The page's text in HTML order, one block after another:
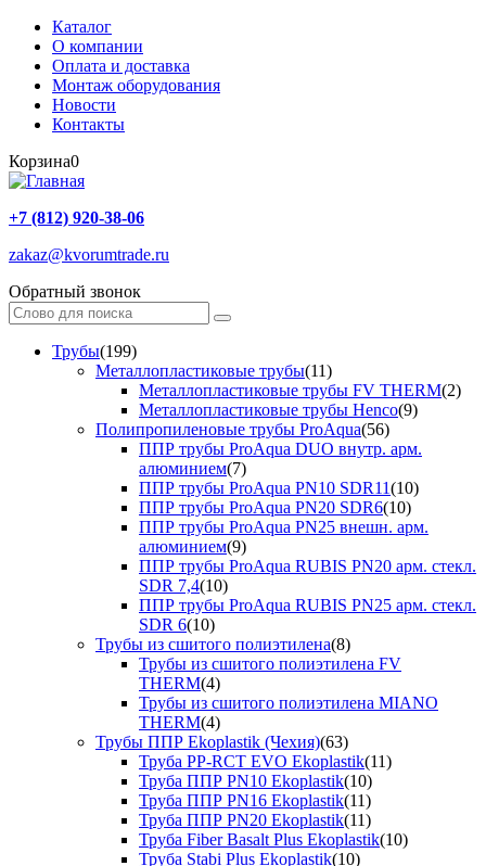
Каталог
О компании
Оплата и доставка
Монтаж оборудования
Новости
Контакты
Корзина0
+7 (812) 920-38-06
zakaz@kvorumtrade.ru
Обратный звонок
Трубы(199)
Металлопластиковые трубы(11)
Металлопластиковые трубы FV THERM(2)
Металлопластиковые трубы Henco(9)
Полипропиленовые трубы ProAqua(56)
ППР трубы ProAqua DUO внутр. арм.
алюминием(7)
ППР трубы ProAqua PN10 SDR11(10)
ППР трубы ProAqua PN20 SDR6(10)
ППР трубы ProAqua PN25 внешн. арм.
алюминием(9)
ППР трубы ProAqua RUBIS PN20 арм. стекл.
SDR 7,4(10)
ППР трубы ProAqua RUBIS PN25 арм. стекл.
SDR 6(10)
Трубы из сшитого полиэтилена(8)
Трубы из сшитого полиэтилена FV
THERM(4)
Трубы из сшитого полиэтилена MIANO
THERM(4)
Трубы ППР Ekoplastik (Чехия)(63)
Труба PP-RCT EVO Ekoplastik(11)
Труба ППР PN10 Ekoplastik(10)
Труба ППР PN16 Ekoplastik(11)
Труба ППР PN20 Ekoplastik(11)
Труба Fiber Basalt Plus Ekoplastik(10)
Труба Stabi Plus Ekoplastik(10)